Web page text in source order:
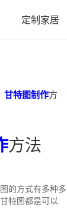
定制家居
甘特图制作方
方法
的方式有多种多
特图都是可以